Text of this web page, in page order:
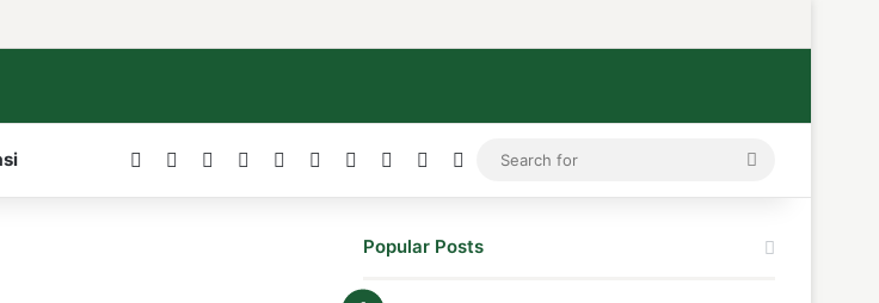
Facebook LinkedInYouTubeWordPress
InstagramMediumTelegram
TikTokWhatsApp
Search
for
Popular Posts